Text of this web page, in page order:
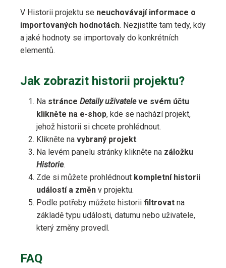
V Historii projektu se neuchovávají informace o
importovaných hodnotách. Nezjistíte tam tedy, kdy
a jaké hodnoty se importovaly do konkrétních
elementů.
Jak zobrazit historii projektu?
Na stránce Detaily uživateleve svém účtu
klikněte na e-shop, kde se nachází projekt,
jehož historii si chcete prohlédnout.
Klikněte na vybraný projekt.
Na levém panelu stránky klikněte na záložku
Historie.
Zde si můžete prohlédnout kompletní historii
událostí a změn v projektu.
Podle potřeby můžete historii filtrovat na
základě typu události, datumu nebo uživatele,
který změny provedl.
FAQ